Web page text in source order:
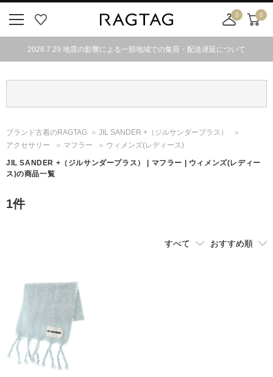
気
0
舗
カ
ト
0
2026.7.29 地震の影響による一部地域での集荷・配送遅延について
ブランド古着のRAGTAG JIL SANDER + （ジルサンダープラス）
アクセサリー
マフラー ウィメンズ(レディース)
JIL SANDER + （ジルサンダープラス）
| マフラー | ウィメンズ(レディー
ス)の商品一覧
1件